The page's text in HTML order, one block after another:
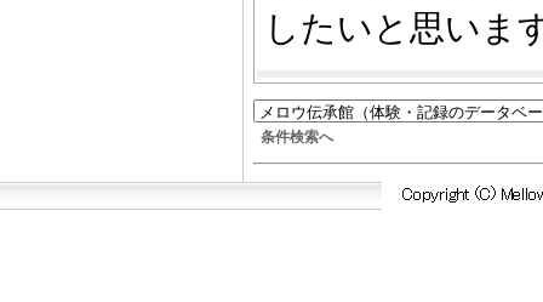
したいと思いま
条件検索へ